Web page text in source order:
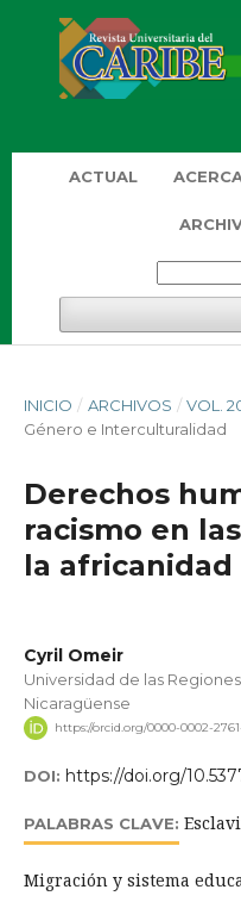
ACTUAL
INICIO / ARCHIVOS / VOL.
Género e Interculturalidad
Derechos
racismo en
la africanidad
Cyril Omeir
Universidad de las
Nicaragüense
https://orcid.org/0000-0002-
DOI: https://doi.org/
PALABRAS CLAVE:
Migración y sistema